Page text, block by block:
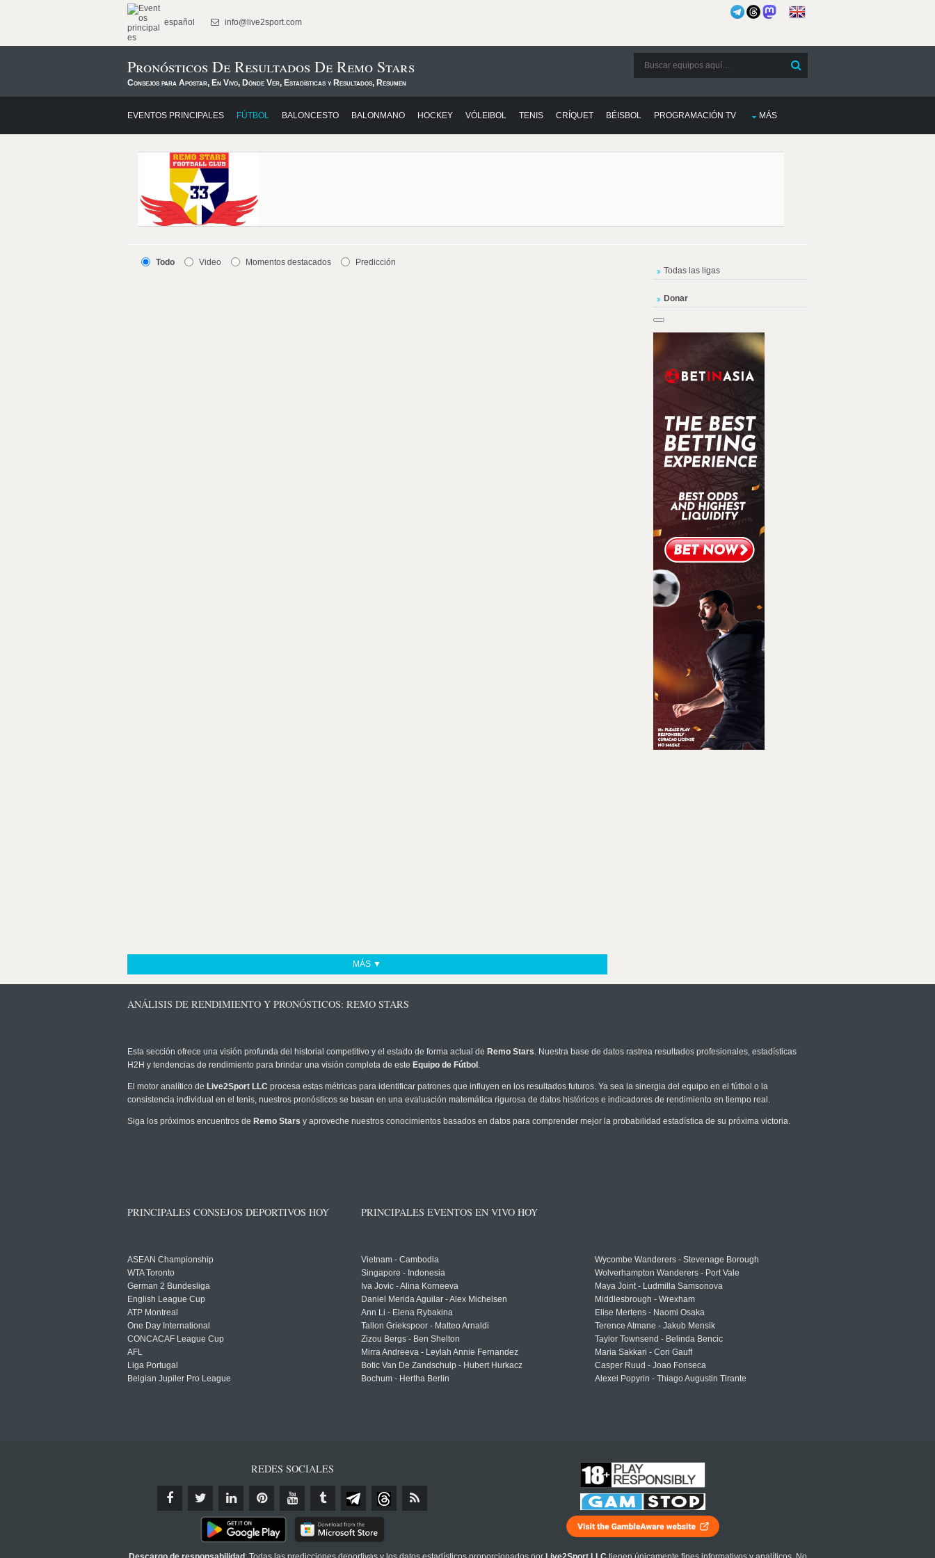
español info@live2sport.com
Pronósticos De Resultados De Remo Stars
Consejos para Apostar, En Vivo, Dónde Ver, Estadísticas y Resultados, Resumen
EVENTOS PRINCIPALES FÚTBOL BALONCESTO BALONMANO HOCKEY VÓLEIBOL TENIS CRÍQUET BÉISBOL PROGRAMACIÓN TV MÁS
Todo Video Momentos destacados Predicción
MÁS ▼
Todas las ligas
Donar
ANÁLISIS DE RENDIMIENTO Y PRONÓSTICOS: REMO STARS
Esta sección ofrece una visión profunda del historial competitivo y el estado de forma actual de Remo Stars. Nuestra base de datos rastrea resultados profesionales, estadísticas
H2H y tendencias de rendimiento para brindar una visión completa de este Equipo de Fútbol .
El motor analítico de Live2Sport LLC procesa estas métricas para identificar patrones que influyen en los resultados futuros. Ya sea la sinergia del equipo en el fútbol o la
consistencia individual en el tenis, nuestros pronósticos se basan en una evaluación matemática rigurosa de datos históricos e indicadores de rendimiento en tiempo real.
Siga los próximos encuentros de Remo Stars y aproveche nuestros conocimientos basados en datos para comprender mejor la probabilidad estadística de su próxima victoria.
PRINCIPALES CONSEJOS DEPORTIVOS HOY
ASEAN Championship
WTA Toronto
German 2 Bundesliga
English League Cup
ATP Montreal
One Day International
CONCACAF League Cup
AFL
Liga Portugal
Belgian Jupiler Pro League
PRINCIPALES EVENTOS EN VIVO HOY
Vietnam - Cambodia
Singapore - Indonesia
Iva Jovic - Alina Korneeva
Daniel Merida Aguilar - Alex Michelsen
Ann Li - Elena Rybakina
Tallon Griekspoor - Matteo Arnaldi
Zizou Bergs - Ben Shelton
Mirra Andreeva - Leylah Annie Fernandez
Botic Van De Zandschulp - Hubert Hurkacz
Bochum - Hertha Berlin
Wycombe Wanderers - Stevenage Borough
Wolverhampton Wanderers - Port Vale
Maya Joint - Ludmilla Samsonova
Middlesbrough - Wrexham
Elise Mertens - Naomi Osaka
Terence Atmane - Jakub Mensik
Taylor Townsend - Belinda Bencic
Maria Sakkari - Cori Gauff
Casper Ruud - Joao Fonseca
Alexei Popyrin - Thiago Augustin Tirante
REDES SOCIALES